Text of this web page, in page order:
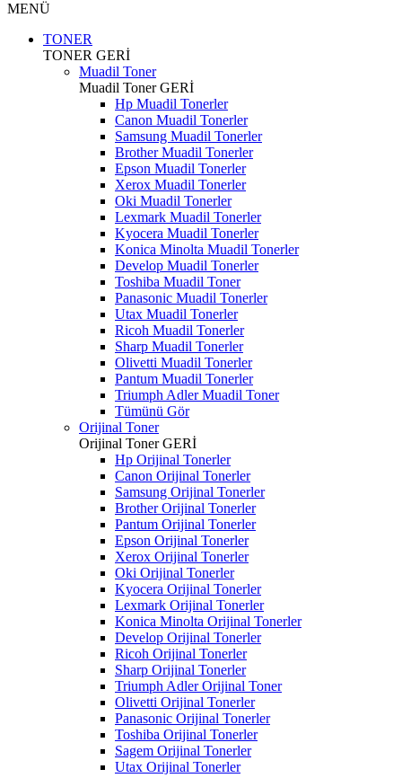
MENÜ
TONER
TONER GERİ
Muadil Toner
Muadil TonerGERİ
Hp Muadil Tonerler
Canon Muadil Tonerler
Samsung Muadil Tonerler
Brother Muadil Tonerler
Epson Muadil Tonerler
Xerox Muadil Tonerler
Oki Muadil Tonerler
Lexmark Muadil Tonerler
Kyocera Muadil Tonerler
Konica Minolta Muadil Tonerler
Develop Muadil Tonerler
Toshiba Muadil Toner
Panasonic Muadil Tonerler
Utax Muadil Tonerler
Ricoh Muadil Tonerler
Sharp Muadil Tonerler
Olivetti Muadil Tonerler
Pantum Muadil Tonerler
Triumph Adler Muadil Toner
Tümünü Gör
Orijinal Toner
Orijinal TonerGERİ
Hp Orijinal Tonerler
Canon Orijinal Tonerler
Samsung Orijinal Tonerler
Brother Orijinal Tonerler
Pantum Orijinal Tonerler
Epson Orijinal Tonerler
Xerox Orijinal Tonerler
Oki Orijinal Tonerler
Kyocera Orijinal Tonerler
Lexmark Orijinal Tonerler
Konica Minolta Orijinal Tonerler
Develop Orijinal Tonerler
Ricoh Orijinal Tonerler
Sharp Orijinal Tonerler
Triumph Adler Orijinal Toner
Olivetti Orijinal Tonerler
Panasonic Orijinal Tonerler
Toshiba Orijinal Tonerler
Sagem Orijinal Tonerler
Utax Orijinal Tonerler